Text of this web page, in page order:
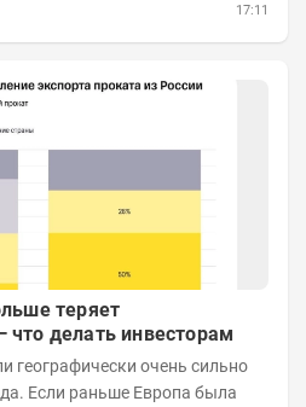
17:11
теряет
что делать инвесторам
географически очень сильно
Если раньше Европа была